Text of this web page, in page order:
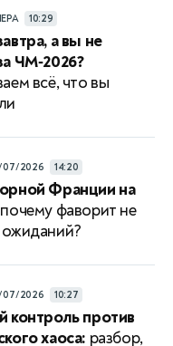
10:29
а вы не
ЧМ‑2026?
всё, что вы
07/2026 14:20
Франции на
почему фаворит не
07/2026 10:27
контроль против
хаоса: разбор,